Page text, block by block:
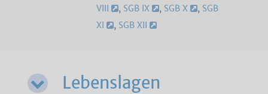
VIII
, SGB IX , SGB X , SGB
XI
, SGB XII
Lebenslagen